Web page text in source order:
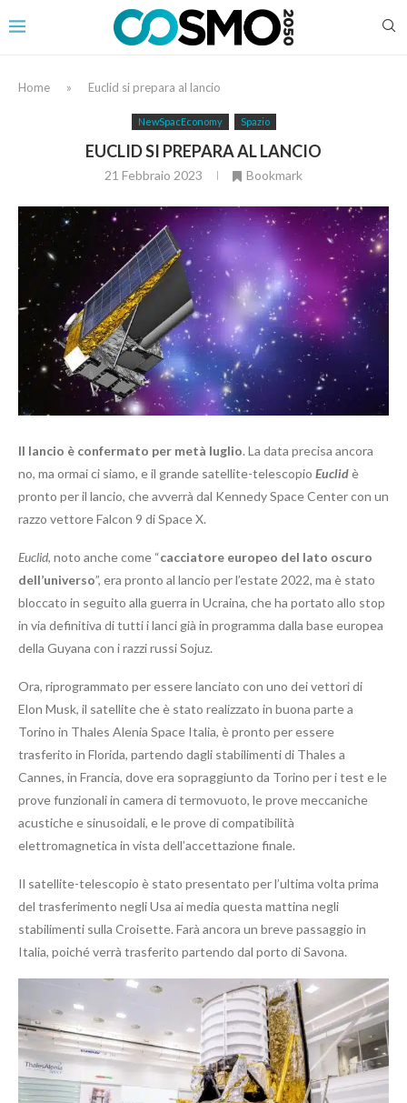
Home » Euclid si prepara al lancio
NewSpacEconomy Spazio
EUCLID SI PREPARA AL LANCIO
21 Febbraio 2023 Bookmark
Il lancio è confermato per metà luglio. La data precisa ancora
no, ma ormai ci siamo, e il grande satellite-telescopio Euclidè
pronto per il lancio, che avverrà dal Kennedy Space Center con un
razzo vettore Falcon 9 di Space X.
Euclid, noto anche come “cacciatore europeo del lato oscuro
dell’universo”, era pronto al lancio per l’estate 2022, ma è stato
bloccato in seguito alla guerra in Ucraina, che ha portato allo stop
in via definitiva di tutti i lanci già in programma dalla base europea
della Guyana con i razzi russi Sojuz.
Ora, riprogrammato per essere lanciato con uno dei vettori di
Elon Musk, il satellite che è stato realizzato in buona parte a
Torino in Thales Alenia Space Italia, è pronto per essere
trasferito in Florida, partendo dagli stabilimenti di Thales a
Cannes, in Francia, dove era sopraggiunto da Torino per i test e le
prove funzionali in camera di termovuoto, le prove meccaniche
acustiche e sinusoidali, e le prove di compatibilità
elettromagnetica in vista dell’accettazione finale.
Il satellite-telescopio è stato presentato per l’ultima volta prima
del trasferimento negli Usa ai media questa mattina negli
stabilimenti sulla Croisette. Farà ancora un breve passaggio in
Italia, poiché verrà trasferito partendo dal porto di Savona.